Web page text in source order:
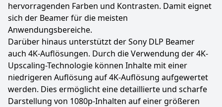
hervorragenden Farben und Kontrasten. Damit eignet
sich der Beamer für die meisten
Anwendungsbereiche.
Darüber hinaus unterstützt der Sony DLP Beamer
auch 4K-Auflösungen. Durch die Verwendung der 4K-
Upscaling-Technologie können Inhalte mit einer
niedrigeren Auflösung auf 4K-Auflösung aufgewertet
werden. Dies ermöglicht eine detaillierte und scharfe
Darstellung von 1080p-Inhalten auf einer größeren